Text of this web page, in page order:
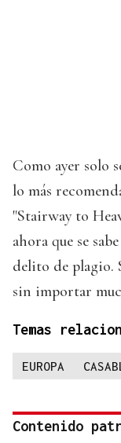
Como ayer solo
lo más
"Stairway to
ahora que se
delito de plagio.
sin importar
Temas
EUROPA
Contenido